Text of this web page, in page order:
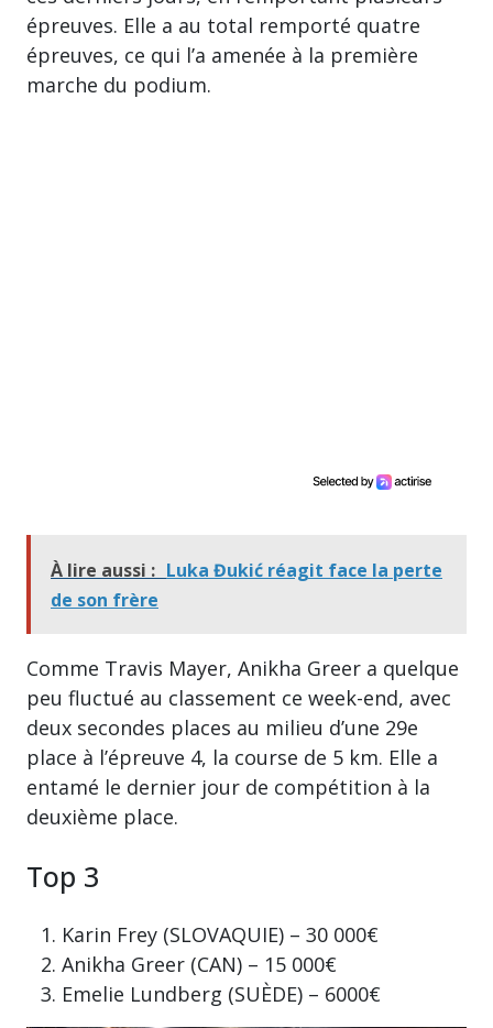
épreuves. Elle a au total remporté quatre
épreuves, ce qui l’a amenée à la première
marche du podium.
À lire aussi : Luka Đukić réagit face la perte
de son frère
Comme Travis Mayer, Anikha Greer a quelque
peu fluctué au classement ce week-end, avec
deux secondes places au milieu d’une 29e
place à l’épreuve 4, la course de 5 km. Elle a
entamé le dernier jour de compétition à la
deuxième place.
Top 3
Karin Frey (SLOVAQUIE) – 30 000€
Anikha Greer (CAN) – 15 000€
Emelie Lundberg (SUÈDE) – 6000€